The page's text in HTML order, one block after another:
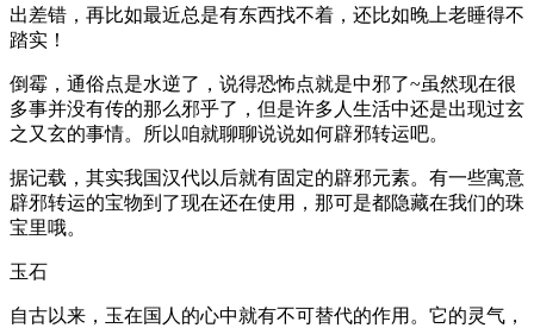
出差错，再比如最近总是有东西找不着，还比如晚上老睡得不
踏实！
倒霉，通俗点是水逆了，说得恐怖点就是中邪了~虽然现在很
多事并没有传的那么邪乎了，但是许多人生活中还是出现过玄
之又玄的事情。所以咱就聊聊说说如何辟邪转运吧。
据记载，其实我国汉代以后就有固定的辟邪元素。有一些寓意
辟邪转运的宝物到了现在还在使用，那可是都隐藏在我们的珠
宝里哦。
玉石
自古以来，玉在国人的心中就有不可替代的作用。它的灵气，